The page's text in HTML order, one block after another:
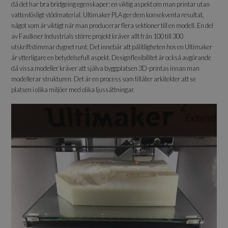
då det har bra bridgeing egenskaper; en viktig aspekt om man printar utan
vattenlösligt stödmaterial. Ultimaker PLA ger dem konsekventa resultat,
något som är viktigt när man producerar flera sektioner till en modell. En del
av Faulkner Industrials större projekt kräver allt från 100 till 300
utskriftstimmar dygnet runt. Det innebär att pålitligheten hos en Ultimaker
är ytterligare en betydelsefull aspekt. Designflexibilitet är också avgörande
då vissa modeller kräver att själva byggplatsen 3D-printas innan man
modellerar strukturen. Det är en process som tillåter arkitekter att se
platsen i olika miljöer med olika ljussättningar.